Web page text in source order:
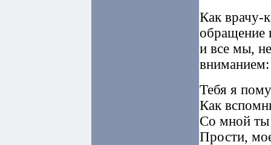
Как врачу-
обращение
и все мы,
вниманием:
Тебя я
Как
Со мной ты
Прости,